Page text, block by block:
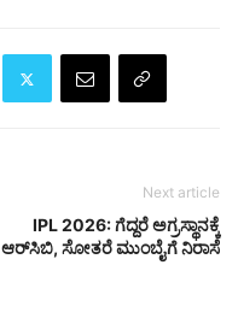
Next article
IPL 2026: ಗೆದ್ದರೆ ಅಗ್ರಸ್ಥಾನಕ್ಕೆ
ಆರ್‌ಸಿಬಿ, ಸೋತರೆ ಮುಂಬೈಗೆ ನಿರಾಸೆ